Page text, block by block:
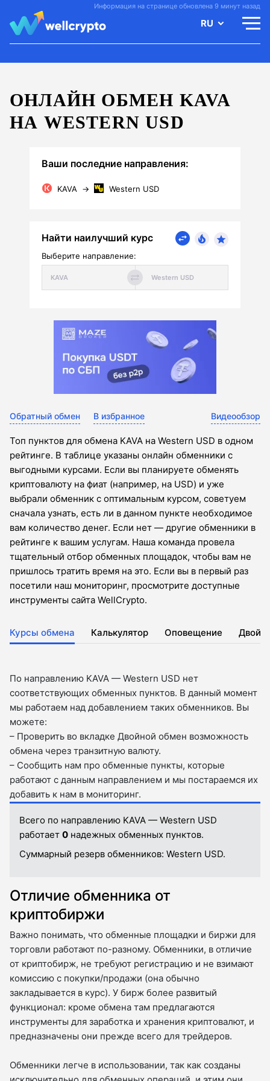
Информация на странице обновлена 9 минут назад
RU
ОНЛАЙН ОБМЕН KAVA
НА WESTERN USD
Ваши последние направления:
KAVA → Western USD
Найти наилучший курс
Выберите направление:
Обратный обмен В избранное Видеообзор
Топ пунктов для обмена KAVA на Western USD в одном
рейтинге. В таблице указаны онлайн обменники с
выгодными курсами. Если вы планируете обменять
криптовалюту на фиат (например, на USD) и уже
выбрали обменник с оптимальным курсом, советуем
сначала узнать, есть ли в данном пункте необходимое
вам количество денег. Если нет — другие обменники в
рейтинге к вашим услугам. Наша команда провела
тщательный отбор обменных площадок, чтобы вам не
пришлось тратить время на это. Если вы в первый раз
посетили наш мониторинг, просмотрите доступные
инструменты сайта WellCrypto.
Курсы обмена Калькулятор Оповещение
По направлению KAVA — Western USD нет
соответствующих обменных пунктов. В данный момент
мы работаем над добавлением таких обменников. Вы
можете:
– Проверить во вкладкe Двойной обмен возможность
обмена через транзитную валюту.
– Сообщить нам про обменные пункты, которые
работают с данным направлением и мы постараемся их
добавить к нам в мониторинг.
Всего по направлению KAVA — Western USD
работает 0 надежных обменных пунктов.
Суммарный резерв обменников: Western USD.
Отличие обменника от
криптобиржи
Важно понимать, что обменные площадки и биржи для
торговли работают по-разному. Обменники, в отличие
от криптобирж, не требуют регистрацию и не взимают
комиссию с покупки/продажи (она обычно
закладывается в курс). У бирж более развитый
функционал: кроме обмена там предлагаются
инструменты для заработка и хранения криптовалют, и
предназначены они прежде всего для трейдеров.
Обменники легче в использовании, так как созданы